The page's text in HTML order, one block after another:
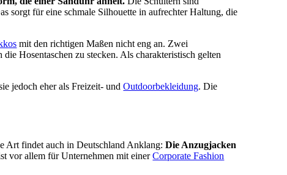
sorgt für eine schmale Silhouette in aufrechter Haltung, die
mit den richtigen Maßen nicht eng an. Zwei
Hosentaschen zu stecken. Als charakteristisch gelten
jedoch eher als Freizeit- undOutdoorbekleidung. Die
Art findet auch in Deutschland Anklang:Die Anzugjacken
vor allem für Unternehmen mit einerCorporate Fashion